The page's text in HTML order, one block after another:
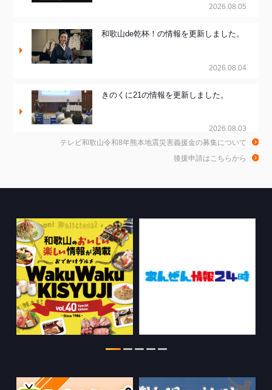
2026.08.05
和歌山de乾杯！の情報を更新しました。
2026.08.04
きのくに21の情報を更新しました。
2026.08.03
ちゃぶ台おかわりの情報を更新しまし
2026.07.30
WTV NEWS6【WAKAYAMA SDGs】の
情報を更新しました。
特別番組【8月】の情報を更新しました。
わかやま医療ナビの情報を更新しまし
た。
新しました。
テレビ和歌山令和8年熊本地震災害義援金の募集について
後援申請はこちらから